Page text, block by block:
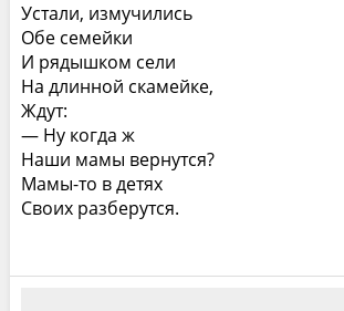
Устали, измучились
Обе семейки
И рядышком сели
На длинной скамейке,
Ждут:
— Ну когда ж
Наши мамы вернутся?
Мамы-то в детях
Своих разберутся.